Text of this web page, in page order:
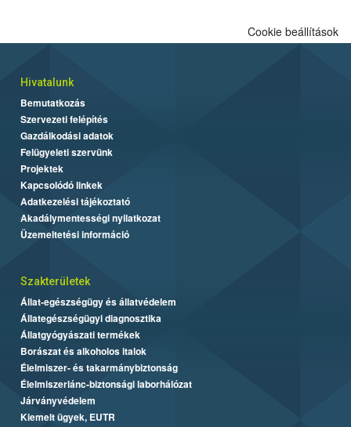
Cookie beállítások
Hivatalunk
Bemutatkozás
Szervezeti felépítés
Gazdálkodási adatok
Felügyeleti szervünk
Projektek
Kapcsolódó linkek
Adatkezelési tájékoztató
Akadálymentességi nyilatkozat
Üzemeltetési információ
Szakterületek
Állat-egészségügy és állatvédelem
Állategészségügyi diagnosztika
Állatgyógyászati termékek
Borászat és alkoholos italok
Élelmiszer- és takarmánybiztonság
Élelmiszerlánc-biztonsági laborhálózat
Járványvédelem
Kiemelt ügyek, EUTR